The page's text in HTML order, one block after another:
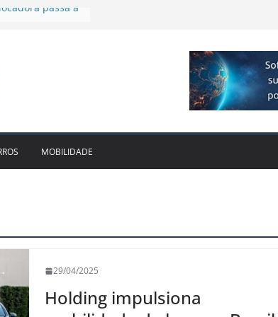
presença no
no 2T26 e
parceria para
MOBILIDADE
29/04/2025
Holding impulsiona